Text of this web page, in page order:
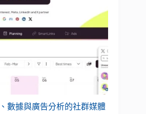
數據與廣告分析的社群媒體